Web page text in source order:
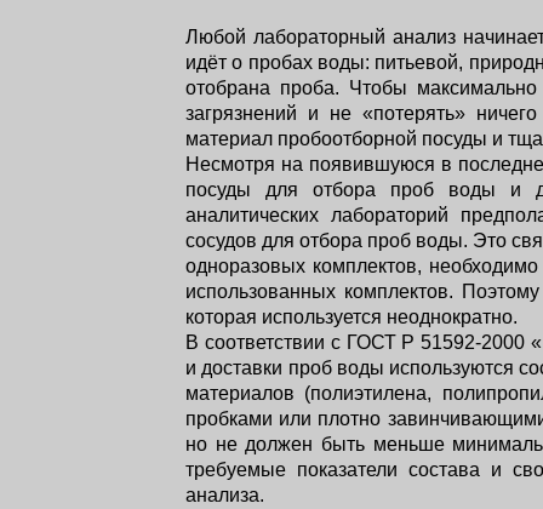
Любой лабораторный анализ
идёт о пробах воды: питьевой,
отобрана проба. Чтобы
загрязнений и не «потерять»
материал пробоотборной посуды и
Несмотря на появившуюся в
посуды для отбора проб воды и
аналитических лабораторий
сосудов для отбора проб воды. Это
одноразовых комплектов,
использованных комплектов.
которая используется неоднократно.
В соответствии с ГОСТ Р 51592-2000
и доставки проб воды используются
материалов (полиэтилена,
пробками или плотно
но не должен быть меньше
требуемые показатели состава и
анализа.